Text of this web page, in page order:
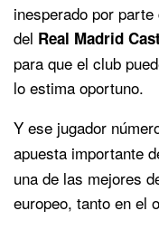
inesperado por
del Real Madrid
para que el club
lo estima oportuno.
Y ese jugador
apuesta importante
una de las mejores
europeo, tanto en el